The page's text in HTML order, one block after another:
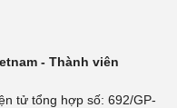
- Thành viên
tử tổng hợp số: 692/GP-